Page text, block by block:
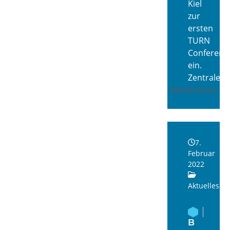
Kiel
zur
ersten
TURN
ein.
Zentrale…
Weiterlesen
7.
Februar
2022
Aktuelles
B